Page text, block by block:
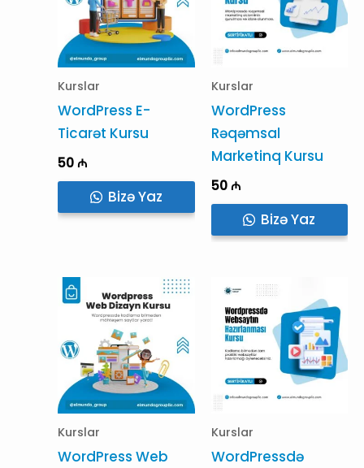
Kurslar
WordPress E-
Ticarət Kursu
50₼
Bizə Yaz
Kurslar
WordPress
Rəqəmsal
Marketinq Kursu
50₼
Bizə Yaz
Kurslar
WordPress Web
Kurslar
WordPressdə